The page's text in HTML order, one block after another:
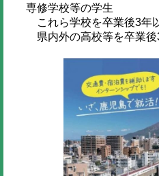
専修学校等の学生
これら学校を卒業後3年
県内外の高校等を卒業後